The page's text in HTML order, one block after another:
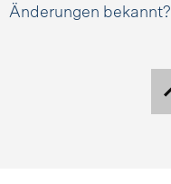
Änderungen bekannt?